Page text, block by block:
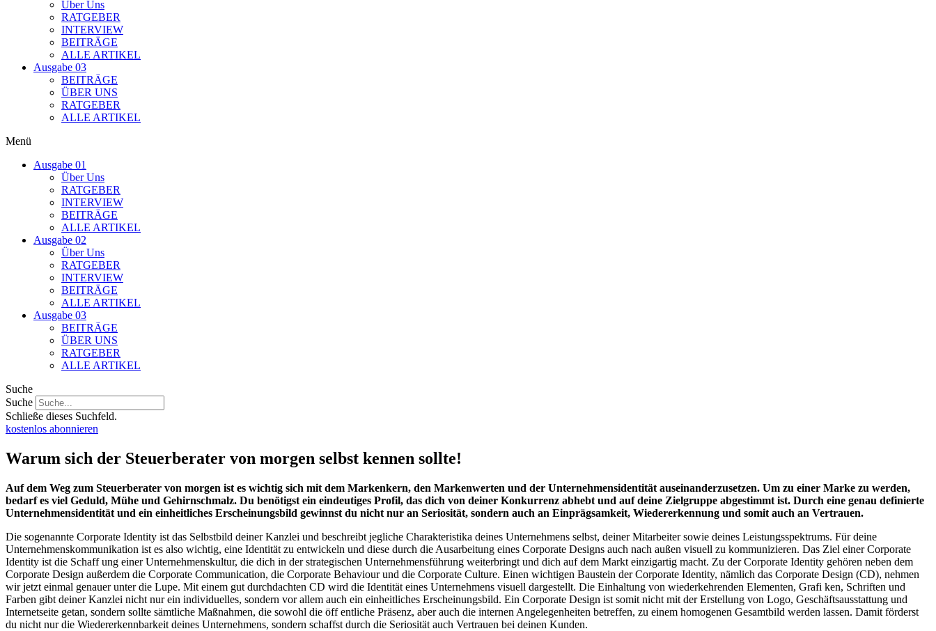
Über Uns
RATGEBER
INTERVIEW
BEITRÄGE
ALLE ARTIKEL
Ausgabe 03
BEITRÄGE
ÜBER UNS
RATGEBER
ALLE ARTIKEL
Menü
Ausgabe 01
Über Uns
RATGEBER
INTERVIEW
BEITRÄGE
ALLE ARTIKEL
Ausgabe 02
Über Uns
RATGEBER
INTERVIEW
BEITRÄGE
ALLE ARTIKEL
Ausgabe 03
BEITRÄGE
ÜBER UNS
RATGEBER
ALLE ARTIKEL
Suche
Suche
Schließe dieses Suchfeld.
kostenlos abonnieren
Warum sich der Steuerberater von morgen selbst kennen sollte!
Auf dem Weg zum Steuerberater von morgen ist es wichtig sich mit dem Markenkern, den Markenwerten und der Unternehmensidentität auseinanderzusetzen. Um zu einer Marke zu werden,
bedarf es viel Geduld, Mühe und Gehirnschmalz. Du benötigst ein eindeutiges Profil, das dich von deiner Konkurrenz abhebt und auf deine Zielgruppe abgestimmt ist. Durch eine genau definierte
Unternehmensidentität und ein einheitliches Erscheinungsbild gewinnst du nicht nur an Seriosität, sondern auch an Einprägsamkeit, Wiedererkennung und somit auch an Vertrauen.
Die sogenannte Corporate Identity ist das Selbstbild deiner Kanzlei und beschreibt jegliche Charakteristika deines Unternehmens selbst, deiner Mitarbeiter sowie deines Leistungsspektrums. Für deine
Unternehmenskommunikation ist es also wichtig, eine Identität zu entwickeln und diese durch die Ausarbeitung eines Corporate Designs auch nach außen visuell zu kommunizieren. Das Ziel einer Corporate
Identity ist die Schaff ung einer Unternehmenskultur, die dich in der strategischen Unternehmensführung weiterbringt und dich auf dem Markt einzigartig macht. Zu der Corporate Identity gehören neben dem
Corporate Design außerdem die Corporate Communication, die Corporate Behaviour und die Corporate Culture. Einen wichtigen Baustein der Corporate Identity, nämlich das Corporate Design (CD), nehmen
wir jetzt einmal genauer unter die Lupe. Mit einem gut durchdachten CD wird die Identität eines Unternehmens visuell dargestellt. Die Einhaltung von wiederkehrenden Elementen, Grafi ken, Schriften und
Farben gibt deiner Kanzlei nicht nur ein individuelles, sondern vor allem auch ein einheitliches Erscheinungsbild. Ein Corporate Design ist somit nicht mit der Erstellung von Logo, Geschäftsausstattung und
Internetseite getan, sondern sollte sämtliche Maßnahmen, die sowohl die öff entliche Präsenz, aber auch die internen Angelegenheiten betreffen, zu einem homogenen Gesamtbild werden lassen. Damit förderst
du nicht nur die Wiedererkennbarkeit deines Unternehmens, sondern schaffst durch die Seriosität auch Vertrauen bei deinen Kunden.